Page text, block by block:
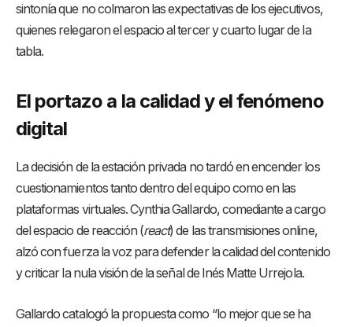
sintonía que no colmaron las expectativas de los ejecutivos,
quienes relegaron el espacio al tercer y cuarto lugar de la
tabla.
El portazo a la calidad y el fenómeno
digital
La decisión de la estación privada no tardó en encender los
cuestionamientos tanto dentro del equipo como en las
plataformas virtuales. Cynthia Gallardo, comediante a cargo
del espacio de reacción (react) de las transmisiones online,
alzó con fuerza la voz para defender la calidad del contenido
y criticar la nula visión de la señal de Inés Matte Urrejola.
Gallardo catalogó la propuesta como “lo mejor que se ha